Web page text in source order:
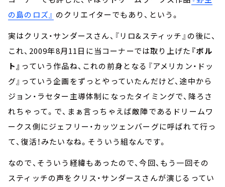
の島のロズ』 のクリエイターでもあり、という。
実はクリス・サンダースさん、『リロ&スティッチ』の後に、
これ、2009年8月11日に当コーナーでは取り上げた 『ボル
ト』 っていう作品ね、これの前身となる『アメリカン・ドッ
グ』っていう企画をずっとやっていたんだけど、途中から
ジョン・ラセター主導体制になったタイミングで、降ろさ
れちゃって。で、まぁ言っちゃえば敵陣であるドリームワ
ークス側にジェフリー・カッツェンバーグに呼ばれて行っ
て、復活！みたいなね。そういう組なんです。
なので、そういう経緯もあったので、今回、もう一回その
スティッチの声をクリス・サンダースさんが演じるってい